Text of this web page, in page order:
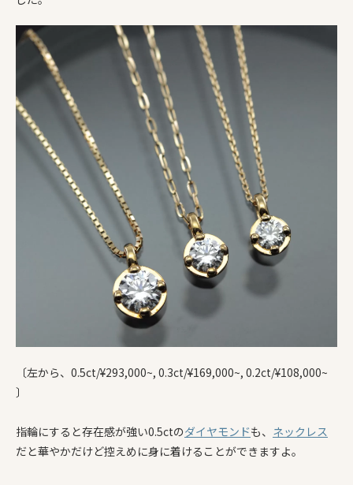
〔左から、0.5ct/¥293,000~, 0.3ct/¥169,000~, 0.2ct/¥108,000~
〕
指輪にすると存在感が強い0.5ctのダイヤモンドも、 ネックレス
だと華やかだけど控えめに身に着けることができますよ。